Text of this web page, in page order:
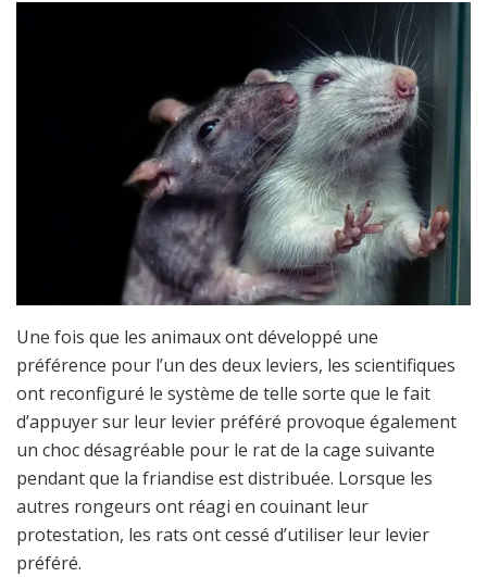
Une fois que les animaux ont développé une
préférence pour l’un des deux leviers, les scientifiques
ont reconfiguré le système de telle sorte que le fait
d’appuyer sur leur levier préféré provoque également
un choc désagréable pour le rat de la cage suivante
pendant que la friandise est distribuée. Lorsque les
autres rongeurs ont réagi en couinant leur
protestation, les rats ont cessé d’utiliser leur levier
préféré.